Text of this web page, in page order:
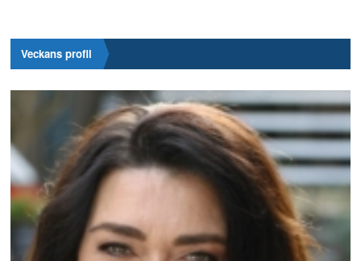
Veckans profil